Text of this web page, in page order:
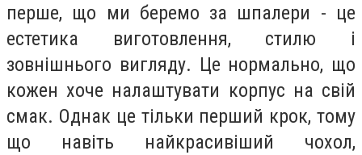
перше, що ми беремо за шпалери - це
естетика виготовлення, стилю і
зовнішнього вигляду. Це нормально, що
кожен хоче налаштувати корпус на свій
смак. Однак це тільки перший крок, тому
що навіть найкрасивіший чохол,